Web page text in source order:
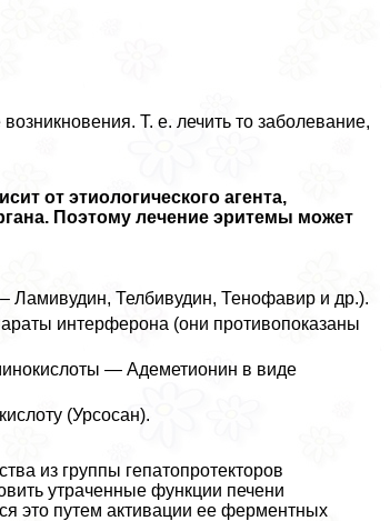
Т. е. лечить то заболевание,
от этиологического агента,
Поэтому лечение эритемы может
Ламивудин, Телбивудин, Тенофавир и др.).
интерферона (они противопоказаны
— Адеметионин в виде
(Урсосан).
из группы гепатопротекторов
утраченные функции печени
это путем активации ее ферментных